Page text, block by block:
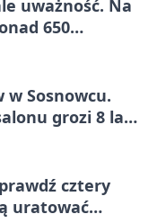
uważność. Na
650
w Sosnowcu.
grozi 8 lat
cztery
uratować